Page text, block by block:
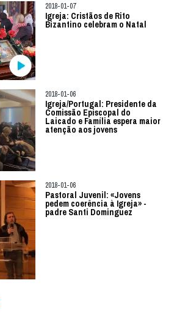
2018-01-07
Igreja: Cristãos de Rito
Bizantino celebram o Natal
2018-01-06
Igreja/Portugal: Presidente da
Comissão Episcopal do
Laicado e Família espera maior
atenção aos jovens
2018-01-06
Pastoral Juvenil: «Jovens
pedem coerência à Igreja» -
padre Santi Dominguez